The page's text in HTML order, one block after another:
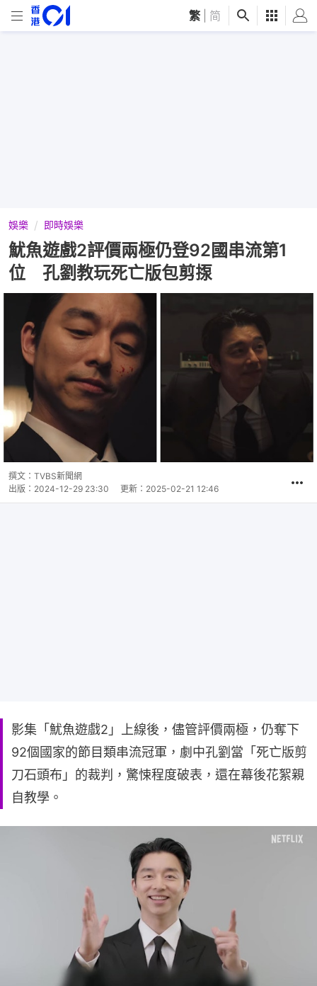
繁 简
娛樂 即時娛樂
魷魚遊戲2評價兩極仍登92國串流第1
位 孔劉教玩死亡版包剪揼
撰文： TVBS新聞網
出版： 2024-12-29 23:30 更新： 2025-02-21 12:46
影集「魷魚遊戲2」上線後，儘管評價兩極，仍奪下
92個國家的節目類串流冠軍，劇中孔劉當「死亡版剪
刀石頭布」的裁判，驚悚程度破表，還在幕後花絮親
自教學。